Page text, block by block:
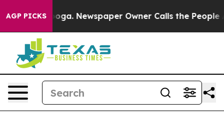
AGP PICKS Newspaper Owner Calls the People